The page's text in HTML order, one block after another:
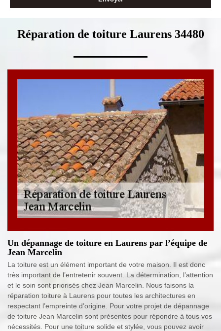
Réparation de toiture Laurens 34480
Un dépannage de toiture en Laurens par l’équipe de
Jean Marcelin
La toiture est un élément important de votre maison. Il est donc
très important de l’entretenir souvent. La détermination, l’attention
et le soin sont priorisés chez Jean Marcelin. Nous faisons la
réparation toiture à Laurens pour toutes les architectures en
respectant l’empreinte d’origine. Pour votre projet de dépannage
de toiture Jean Marcelin sont présentes pour répondre à tous vos
nécessités. Pour une toiture solide et stylée, vous pouvez avoir